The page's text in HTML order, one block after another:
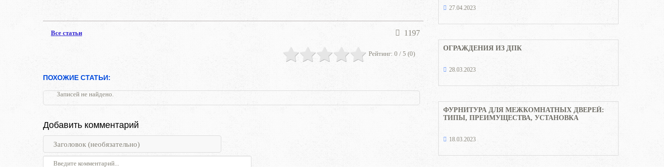
Все статьи 1197
Рейтинг: 0 / 5 (0)
ПОХОЖИЕ СТАТЬИ:
Записей не найдено.
Добавить комментарий
27.04.2023
ОГРАЖДЕНИЯ ИЗ ДПК
28.03.2023
ФУРНИТУРА ДЛЯ МЕЖКОМНАТНЫХ ДВЕРЕЙ:
ТИПЫ, ПРЕИМУЩЕСТВА, УСТАНОВКА
18.03.2023